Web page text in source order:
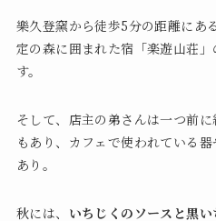
樂久登窯から徒歩5分の距離にある
定の森に囲まれた宿「楽遊山荘
す。
そして、店主の弟さんは一つ前
もあり、カフェで使われている
あり。
秋には、 いちじくのソースと黒